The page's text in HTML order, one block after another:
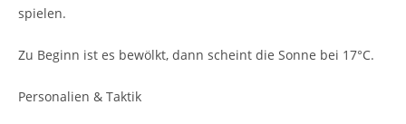
spielen.
Zu Beginn ist es bewölkt, dann scheint die Sonne bei 17°C.
Personalien & Taktik